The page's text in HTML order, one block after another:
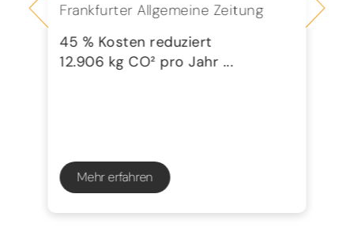
Frankfurter Allgemeine Zeitung
45 % Kosten reduziert
12.906 kg CO² pro Jahr ...
Mehr erfahren